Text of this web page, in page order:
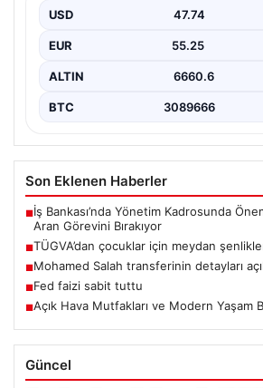
USD 47.74
EUR 55.25
ALTIN 6660.6
BTC 3089666
Son Eklenen Haberler
■İş Bankası’nda Yönetim Kadrosunda
Aran Görevini Bırakıyor
■TÜGVA’dan çocuklar için meydan
■Mohamed Salah transferinin detayları
■Fed faizi sabit tuttu
■Açık Hava Mutfakları ve Modern Yaşam
Güncel